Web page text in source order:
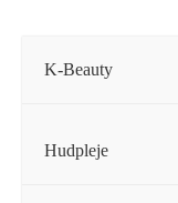
K-Beauty
Hudpleje